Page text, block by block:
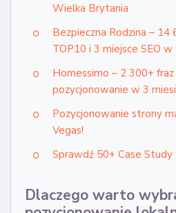
Wielka Brytania
Bezpieczna Rodzina –
TOP10 i 3 miejsce SEO w
Homessimo – 2 300+
pozycjonowanie w 3
Pozycjonowanie strony
Vegas!
Sprawdź 50+ Case Study
Dlaczego warto